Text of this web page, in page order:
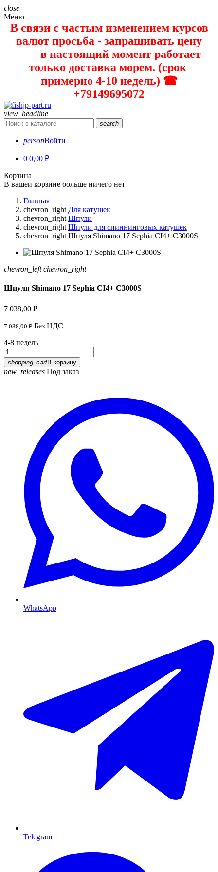
close
Меню
В связи с частым изменением курсов
валют просьба - запрашивать цену
в настоящий момент работает
только доставка морем. (срок
примерно 4-10 недель) ☎
+79149695072
view_headline
search
personВойти
0 0,00 ₽
Корзина
В вашей корзине больше ничего нет
Главная
chevron_right Для катушек
chevron_right Шпули
chevron_right Шпули для спиннинговых катушек
chevron_right Шпуля Shimano 17 Sephia CI4+ C3000S
chevron_left chevron_right
Шпуля Shimano 17 Sephia CI4+ C3000S
7 038,00 ₽
7 038,00 ₽ Без НДС
4-8 недель
shopping_cartВ корзину
new_releases Под заказ
WhatsApp
Telegram